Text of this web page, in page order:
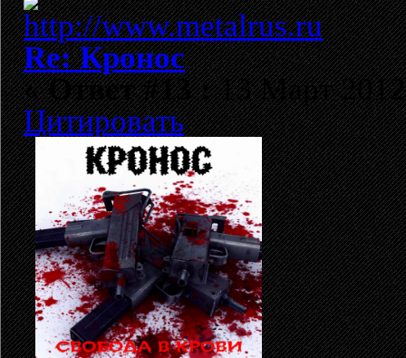
Re: Кронос
«Ответ #13 :13 Март
Цитировать